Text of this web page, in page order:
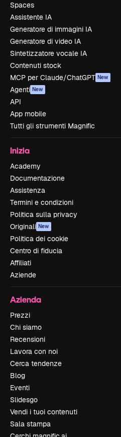
Spaces
Assistente IA
Generatore di immagini IA
Generatore di video IA
Sintetizzatore vocale IA
Contenuti stock
MCP per Claude/ChatGPT New
Agenti New
API
App mobile
Tutti gli strumenti Magnific
Inizia
Academy
Documentazione
Assistenza
Termini e condizioni
Politica sulla privacy
Originali New
Politica dei cookie
Centro di fiducia
Affiliati
Aziende
Azienda
Prezzi
Chi siamo
Recensioni
Lavora con noi
Cerca tendenze
Blog
Eventi
Slidesgo
Vendi i tuoi contenuti
Sala stampa